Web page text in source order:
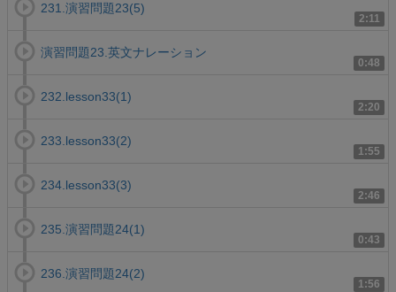
2:11
231.演習問題23(5)
0:48
演習問題23.英文ナレーション
2:20
232.lesson33(1)
1:55
233.lesson33(2)
2:46
234.lesson33(3)
0:43
235.演習問題24(1)
1:56
236.演習問題24(2)